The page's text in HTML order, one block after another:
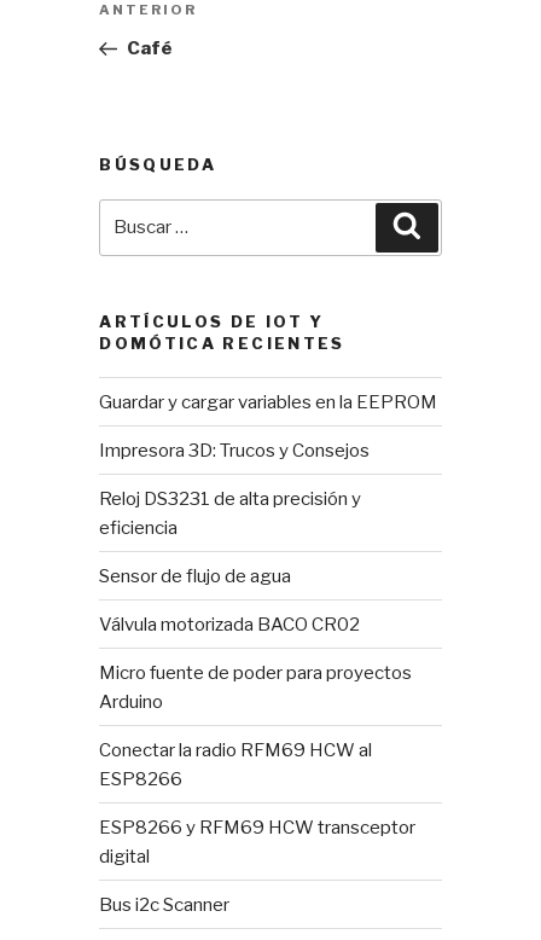
entradas
Entrada
anterior:
ANTERIOR
Café
BÚSQUEDA
ARTÍCULOS DE IOT Y
DOMÓTICA RECIENTES
Guardar y cargar variables en la EEPROM
Impresora 3D: Trucos y Consejos
Reloj DS3231 de alta precisión y
eficiencia
Sensor de flujo de agua
Válvula motorizada BACO CR02
Micro fuente de poder para proyectos
Arduino
Conectar la radio RFM69 HCW al
ESP8266
ESP8266 y RFM69 HCW transceptor
digital
Bus i2c Scanner